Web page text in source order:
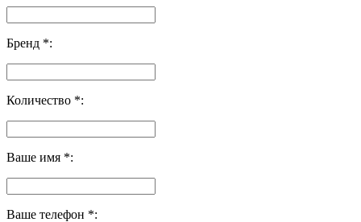
Бренд *:
Количество *:
Ваше имя *:
Ваше телефон *: